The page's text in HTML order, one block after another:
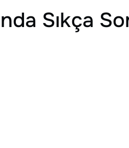
Sıkça